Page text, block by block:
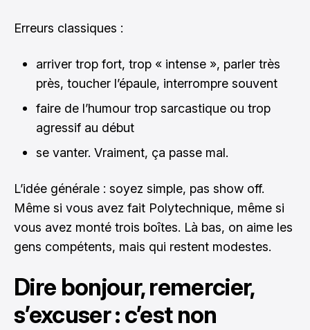
Erreurs classiques :
arriver trop fort, trop « intense », parler très
près, toucher l’épaule, interrompre souvent
faire de l’humour trop sarcastique ou trop
agressif au début
se vanter. Vraiment, ça passe mal.
L’idée générale : soyez simple, pas show off.
Même si vous avez fait Polytechnique, même si
vous avez monté trois boîtes. Là bas, on aime les
gens compétents, mais qui restent modestes.
Dire bonjour, remercier,
s’excuser : c’est non